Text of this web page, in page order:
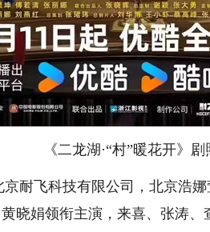
《二龙湖·“村”暖花开》剧
耐飞科技有限公司，北京浩
晓娟领衔主演，来喜、张涛